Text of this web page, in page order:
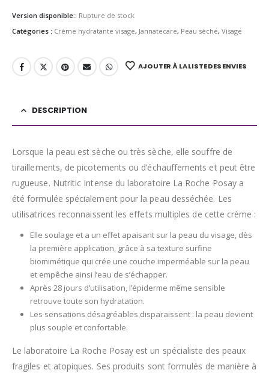
Version disponible:: Rupture de stock
Catégories : Crème hydratante visage, Jannatecare, Peau sèche, Visage
AJOUTER À LA LISTE DES ENVIES
DESCRIPTION
Lorsque la peau est sèche ou très sèche, elle souffre de
tiraillements, de picotements ou d’échauffements et peut être
rugueuse. Nutritic Intense du laboratoire La Roche Posay a
été formulée spécialement pour la peau desséchée. Les
utilisatrices reconnaissent les effets multiples de cette crème :
Elle soulage et a un effet apaisant sur la peau du visage, dès
la première application, grâce à sa texture surfine
biomimétique qui crée une couche imperméable sur la peau
et empêche ainsi l’eau de s’échapper.
Après 28 jours d’utilisation, l’épiderme même sensible
retrouve toute son hydratation.
Les sensations désagréables disparaissent : la peau devient
plus souple et confortable.
Le laboratoire La Roche Posay est un spécialiste des peaux
fragiles et atopiques. Ses produits sont formulés de manière à